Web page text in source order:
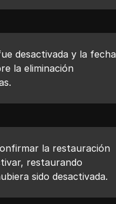
desactivada y la fecha
la eliminación
la restauración
restaurando
sido desactivada.